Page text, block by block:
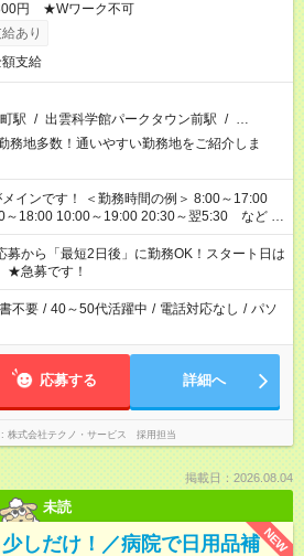
円 ★Wワーク不可
あり
支給
駅 / 出雲科学館パークタウン前駅 / …
務地多数！通いやすい勤務地をご紹介しま
時間の例＞ 8:00～17:00
～18:00 10:00～19:00 20:30～翌5:30 など ★
間多数！ 日勤のみ、残業なし、交替制など
ださい！
から「最短2日後」に勤務OK！スタート日は
★急募です！
不要 / 40～50代活躍中 / 電話対応なし / パソ
応募する 詳細へ
株式会社テクノ・サービス 採用担当
掲載日：2026.08.04
未読
NEW
しだけ！／病院で日用品補